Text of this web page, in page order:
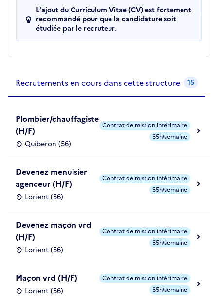
L'ajout du Curriculum Vitae (CV) est fortement
recommandé pour que la candidature soit
étudiée par le recruteur.
Recrutements en cours dans cette structure 15
Plombier/chauffagiste
(H/F)
Quiberon (56)
Contrat de mission intérimaire
35h/semaine
Devenez menuisier
agenceur (H/F)
Lorient (56)
Contrat de mission intérimaire
35h/semaine
Devenez maçon vrd
(H/F)
Lorient (56)
Contrat de mission intérimaire
35h/semaine
Maçon vrd (H/F)
Lorient (56)
Contrat de mission intérimaire
35h/semaine